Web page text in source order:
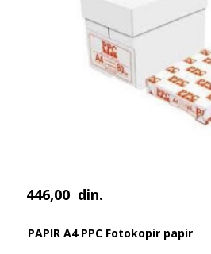
446,00 din.
PAPIR A4 PPC Fotokopir papir